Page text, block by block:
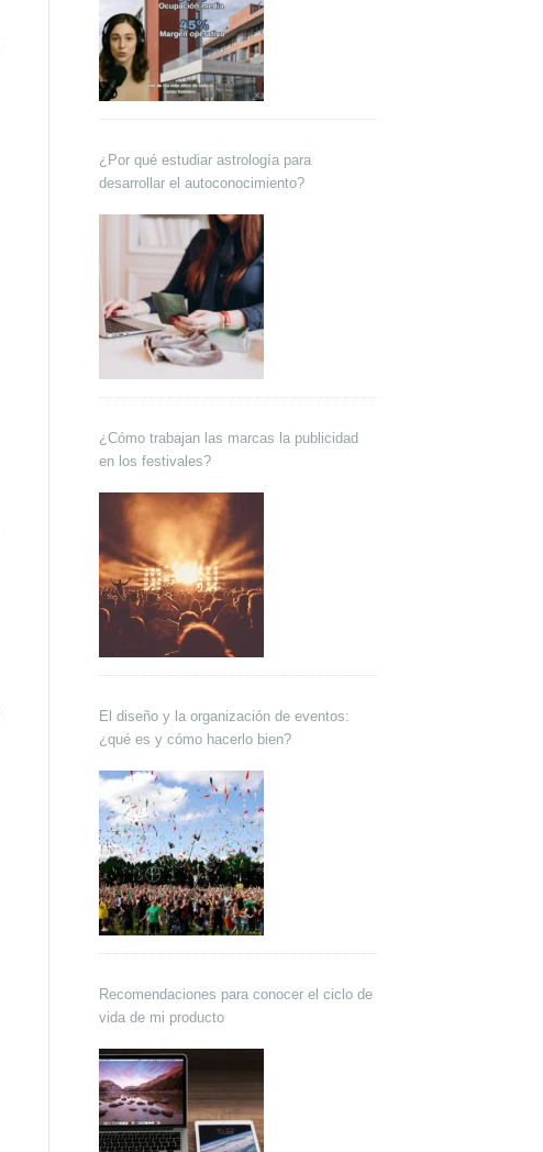
¿Por qué estudiar astrología para
desarrollar el autoconocimiento?
¿Cómo trabajan las marcas la publicidad
en los festivales?
El diseño y la organización de eventos:
¿qué es y cómo hacerlo bien?
Recomendaciones para conocer el ciclo de
vida de mi producto